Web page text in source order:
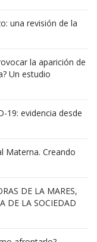
una revisión de la
la aparición de
Un estudio
19: evidencia desde
Materna. Creando
DE LA MARES,
DE LA SOCIEDAD